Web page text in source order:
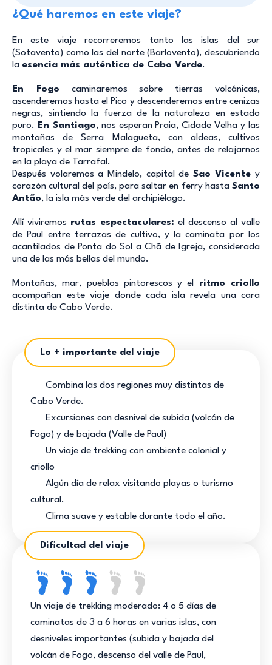
¿Qué haremos en este viaje?
En este viaje recorreremos tanto las islas del sur
(Sotavento) como las del norte (Barlovento), descubriendo
la esencia más auténtica de Cabo Verde.
En Fogo caminaremos sobre tierras volcánicas,
ascenderemos hasta el Pico y descenderemos entre cenizas
negras, sintiendo la fuerza de la naturaleza en estado
puro. En Santiago, nos esperan Praia, Cidade Velha y las
montañas de Serra Malagueta, con aldeas, cultivos
tropicales y el mar siempre de fondo, antes de relajarnos
en la playa de Tarrafal.
Después volaremos a Mindelo, capital de Sao Vicente y
corazón cultural del país, para saltar en ferry hasta Santo
Antão, la isla más verde del archipiélago.
Allí viviremos rutas espectaculares: el descenso al valle
de Paul entre terrazas de cultivo, y la caminata por los
acantilados de Ponta do Sol a Chã de Igreja, considerada
una de las más bellas del mundo.
Montañas, mar, pueblos pintorescos y el ritmo criollo
acompañan este viaje donde cada isla revela una cara
distinta de Cabo Verde.
Lo + importante del viaje
Combina las dos regiones muy distintas de
Cabo Verde.
Excursiones con desnivel de subida (volcán de
Fogo) y de bajada (Valle de Paul)
Un viaje de trekking con ambiente colonial y
criollo
Algún día de relax visitando playas o turismo
cultural.
Clima suave y estable durante todo el año.
Dificultad del viaje
Un viaje de trekking moderado: 4 o 5 días de
caminatas de 3 a 6 horas en varias islas, con
desniveles importantes (subida y bajada del
volcán de Fogo, descenso del valle de Paul,